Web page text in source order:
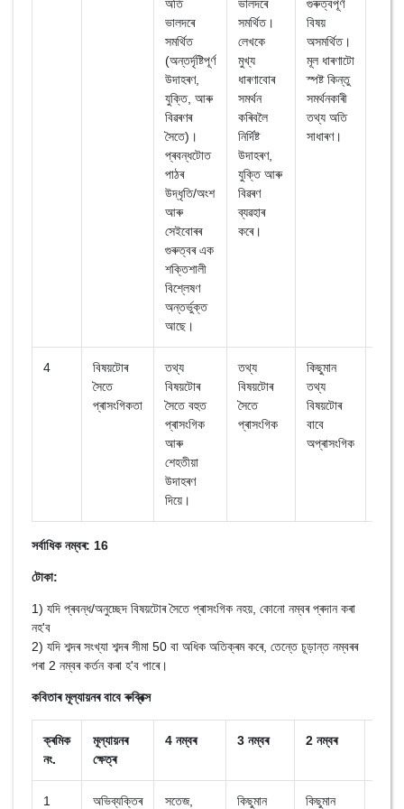
অতি
ভালদৰে
সমৰ্থিত
(অন্তৰ্দৃষ্টিপূৰ্ণ
উদাহৰণ,
যুক্তি, আৰু
বিৱৰণৰ
সৈতে)।
প্ৰবন্ধটোত
পাঠৰ
উদ্ধৃতি/অংশ
আৰু
সেইবোৰৰ
গুৰুত্বৰ এক
শক্তিশালী
বিশ্লেষণ
অন্তৰ্ভুক্ত
আছে।
ভালদৰে
সমৰ্থিত।
লেখকে
মুখ্য
ধাৰণাবোৰ
সমৰ্থন
কৰিবলৈ
নিৰ্দিষ্ট
উদাহৰণ,
যুক্তি আৰু
বিৱৰণ
ব্যৱহাৰ
কৰে।
গুৰুত্বপূৰ্ণ
বিষয়
অসমৰ্থিত।
মূল ধাৰণাটো
স্পষ্ট কিন্তু
সমৰ্থনকাৰী
তথ্য অতি
সাধাৰণ।
4
বিষয়টোৰ
সৈতে
প্ৰাসংগিকতা
তথ্য
বিষয়টোৰ
সৈতে বহুত
প্ৰাসংগিক
আৰু
শেহতীয়া
উদাহৰণ
দিয়ে।
তথ্য
বিষয়টোৰ
সৈতে
প্ৰাসংগিক
কিছুমান
তথ্য
বিষয়টোৰ
বাবে
অপ্ৰাসংগিক
সৰ্বাধিক নম্বৰ: 16
টোকা:
1) যদি প্ৰবন্ধ/অনুচ্ছেদ বিষয়টোৰ সৈতে প্ৰাসংগিক নহয়, কোনো নম্বৰ প্ৰদান কৰা
নহ'ব
2) যদি শব্দৰ সংখ্যা শব্দৰ সীমা 50 বা অধিক অতিক্ৰম কৰে, তেন্তে চূড়ান্ত নম্বৰৰ
পৰা 2 নম্বৰ কৰ্তন কৰা হ'ব পাৰে।
কবিতাৰ মূল্যায়নৰ বাবে ৰুব্ৰিক্স
ক্ৰমিক
নং.
মূল্যায়নৰ
ক্ষেত্ৰ
4 নম্বৰ 3 নম্বৰ 2 নম্বৰ
1
অভিব্যক্তিৰ
সতেজ,
কিছুমান
কিছুমান